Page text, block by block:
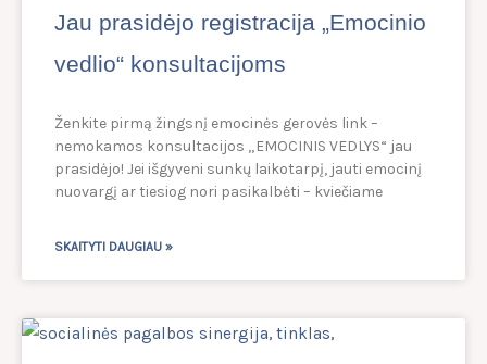
Jau prasidėjo registracija „Emocinio
vedlio“ konsultacijoms
Ženkite pirmą žingsnį emocinės gerovės link –
nemokamos konsultacijos „EMOCINIS VEDLYS“ jau
prasidėjo! Jei išgyveni sunkų laikotarpį, jauti emocinį
nuovargį ar tiesiog nori pasikalbėti – kviečiame
SKAITYTI DAUGIAU »